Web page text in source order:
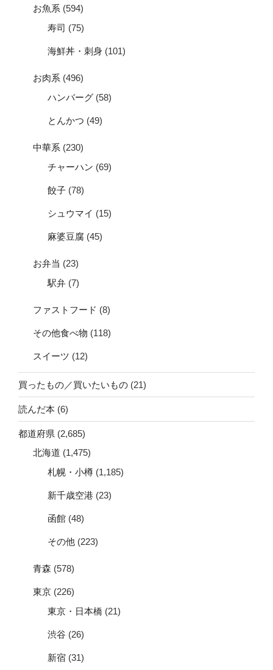
お魚系 (594)
寿司 (75)
海鮮丼・刺身 (101)
お肉系 (496)
ハンバーグ (58)
とんかつ (49)
中華系 (230)
チャーハン (69)
餃子 (78)
シュウマイ (15)
麻婆豆腐 (45)
お弁当 (23)
駅弁 (7)
ファストフード (8)
その他食べ物 (118)
スイーツ (12)
買ったもの／買いたいもの (21)
読んだ本 (6)
都道府県 (2,685)
北海道 (1,475)
札幌・小樽 (1,185)
新千歳空港 (23)
函館 (48)
その他 (223)
青森 (578)
東京 (226)
東京・日本橋 (21)
渋谷 (26)
新宿 (31)